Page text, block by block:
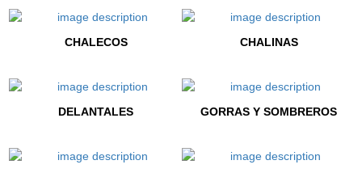
CHALECOS CHALINAS
DELANTALES GORRAS Y SOMBREROS